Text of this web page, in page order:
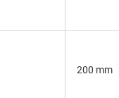
200 mm